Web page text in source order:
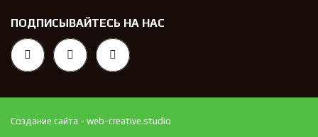
ПОДПИСЫВАЙТЕСЬ НА НАС
Создание сайта - web-creative.studio